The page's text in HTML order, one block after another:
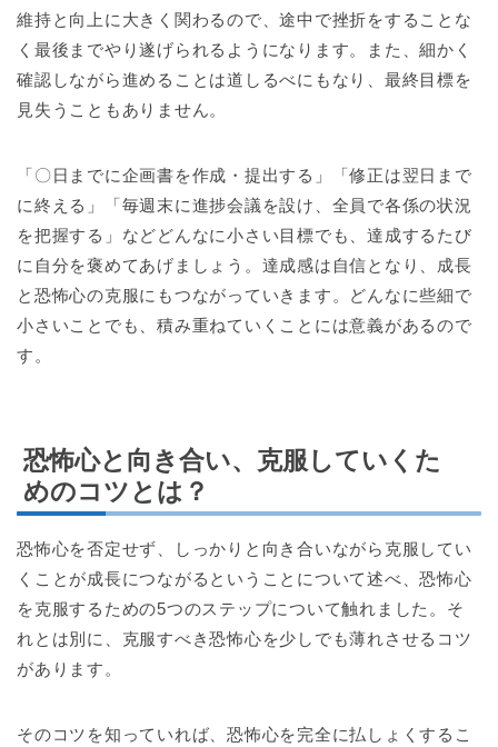
維持と向上に大きく関わるので、途中で挫折をすることな
く最後までやり遂げられるようになります。また、細かく
確認しながら進めることは道しるべにもなり、最終目標を
見失うこともありません。
「〇日までに企画書を作成・提出する」「修正は翌日まで
に終える」「毎週末に進捗会議を設け、全員で各係の状況
を把握する」などどんなに小さい目標でも、達成するたび
に自分を褒めてあげましょう。達成感は自信となり、成長
と恐怖心の克服にもつながっていきます。どんなに些細で
小さいことでも、積み重ねていくことには意義があるので
す。
恐怖心と向き合い、克服していくた
めのコツとは？
恐怖心を否定せず、しっかりと向き合いながら克服してい
くことが成長につながるということについて述べ、恐怖心
を克服するための5つのステップについて触れました。そ
れとは別に、克服すべき恐怖心を少しでも薄れさせるコツ
があります。
そのコツを知っていれば、恐怖心を完全に払しょくするこ